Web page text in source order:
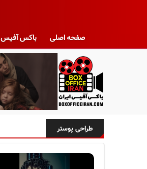
صفحه اصلی باکس آفیس
ب
ک
س
طراحی پوستر